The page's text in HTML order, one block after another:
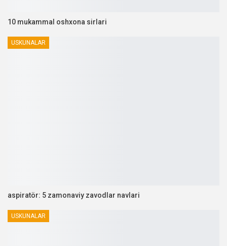
10 mukammal oshxona sirlari
USKUNALAR
aspiratör: 5 zamonaviy zavodlar navlari
USKUNALAR